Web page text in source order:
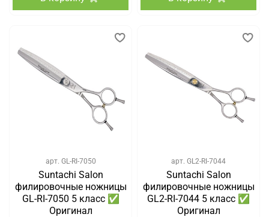
арт. GL-RI-7050
Suntachi Salon
филировочные ножницы
GL-RI-7050 5 класс ✅
Оригинал
арт. GL2-RI-7044
Suntachi Salon
филировочные ножницы
GL2-RI-7044 5 класс ✅
Оригинал